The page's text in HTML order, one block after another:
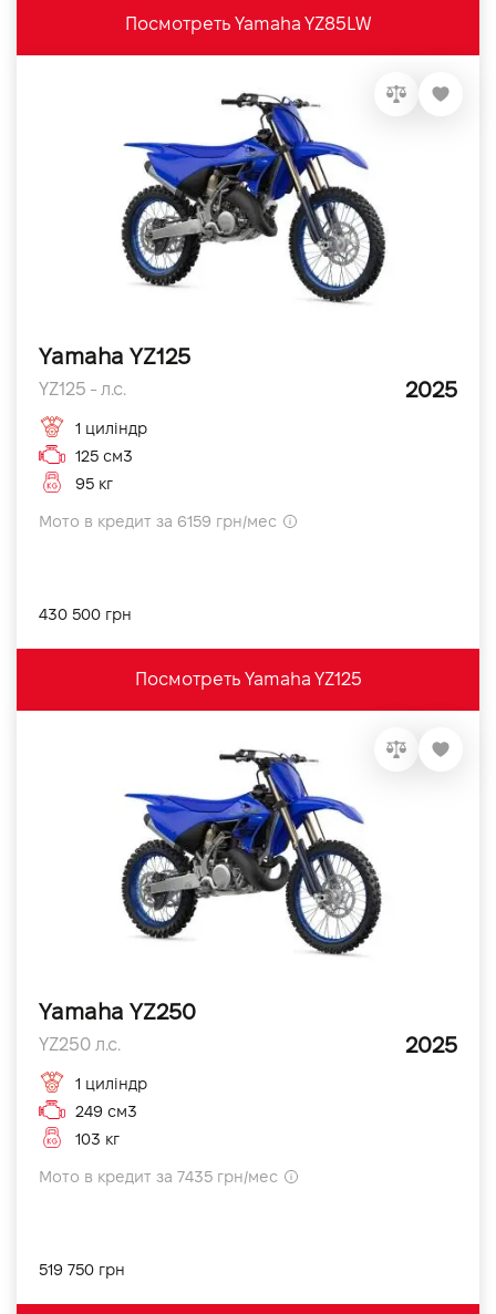
Посмотреть Yamaha YZ85LW
Yamaha YZ125
YZ125 - л.с. 2025
1 циліндр
125 см3
95 кг
Мото в кредит за 6159 грн/мес
430 500 грн
Посмотреть Yamaha YZ125
Yamaha YZ250
YZ250 л.с. 2025
1 циліндр
249 см3
103 кг
Мото в кредит за 7435 грн/мес
519 750 грн